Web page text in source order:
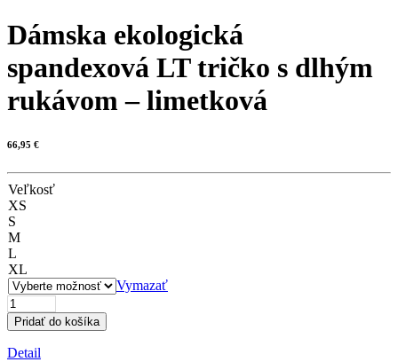
Dámska ekologická
spandexová LT tričko s dlhým
rukávom – limetková
66,95 €
Veľkosť
XS
S
M
L
XL
Vymazať
množstvo
Dámska
ekologická
spandexová
Pridať do košíka
Detail